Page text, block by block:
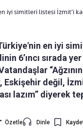
iyi simitleri listesi İzmit’i
en iyi
6’ıncı sırada
“Ağzının
Eskişehir değil,
lazım” diyerek
Özetle Dinle